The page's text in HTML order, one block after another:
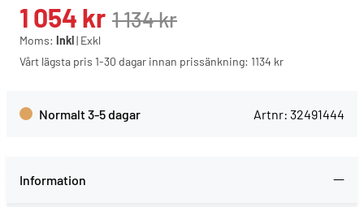
1 134kr
1 054 kr
Moms: Inkl| Exkl
Vårt lägsta pris 1-30 dagar innan prissänkning: 1134 kr
Normalt 3-5 dagar Artnr: 32491444
Information